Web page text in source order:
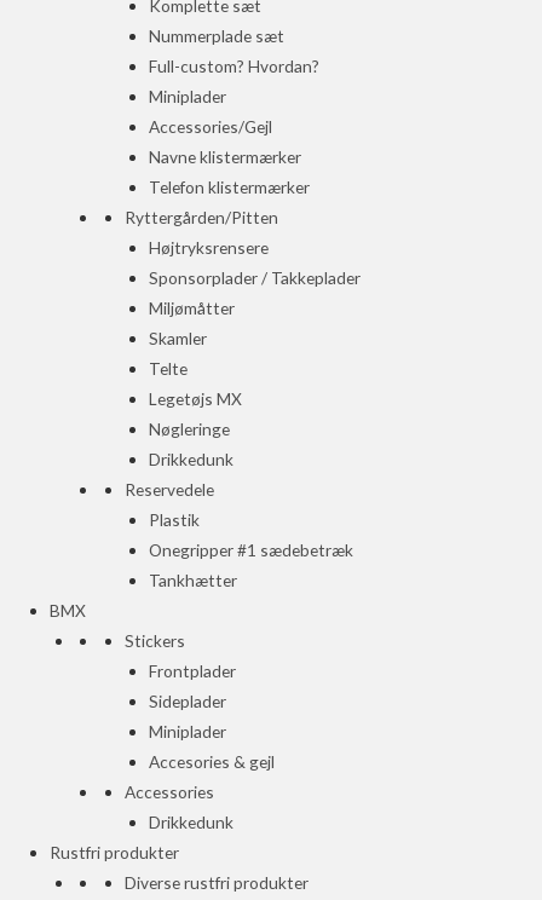
Komplette sæt
Nummerplade sæt
Full-custom? Hvordan?
Miniplader
Accessories/Gejl
Navne klistermærker
Telefon klistermærker
Ryttergården/Pitten
Højtryksrensere
Sponsorplader / Takkeplader
Miljømåtter
Skamler
Telte
Legetøjs MX
Nøgleringe
Drikkedunk
Reservedele
Plastik
Onegripper #1 sædebetræk
Tankhætter
BMX
Stickers
Frontplader
Sideplader
Miniplader
Accesories & gejl
Accessories
Drikkedunk
Rustfri produkter
Diverse rustfri produkter